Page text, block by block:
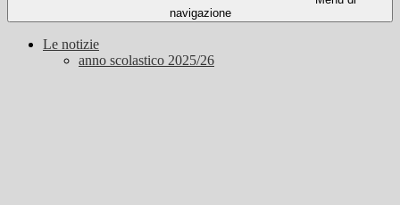
navigazione
Le notizie
anno scolastico 2025/26